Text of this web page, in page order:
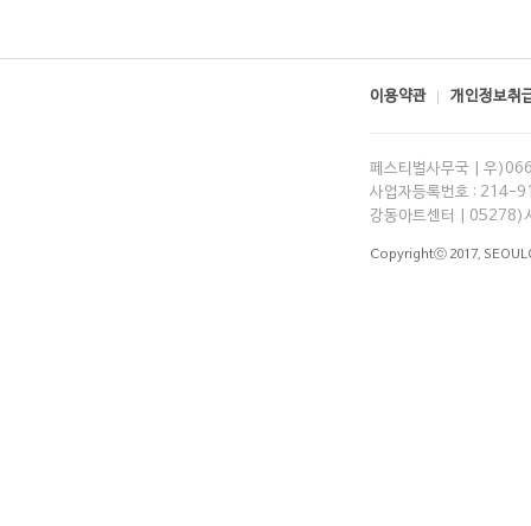
이용약관 개인정보취
페스티벌사무국 | 우
사업자등록번호 :
강동아트센터 | 05278)
Copyrightⓒ 2017,